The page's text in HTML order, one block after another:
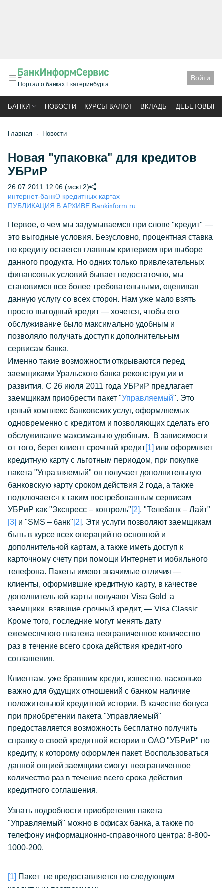
Портал о банках Екатеринбурга
Войти
БАНКИ НОВОСТИ КУРСЫ ВАЛЮТ ВКЛАДЫ ДЕБЕТОВЫЕ
Главная Новости
Новая "упаковка" для кредитов
УБРиР
26.07.2011 12:06 (мск+2)
интернет-банкО кредитных картах
ПУБЛИКАЦИЯ В АРХИВЕ Bankinform.ru
Первое, о чем мы задумываемся при слове "кредит" —
это выгодные условия. Безусловно, процентная ставка
по кредиту остается главным критерием при выборе
данного продукта. Но одних только привлекательных
финансовых условий бывает недостаточно, мы
становимся все более требовательными, оценивая
данную услугу со всех сторон. Нам уже мало взять
просто выгодный кредит — хочется, чтобы его
обслуживание было максимально удобным и
позволяло получать доступ к дополнительным
сервисам банка.
Именно такие возможности открываются перед
заемщиками Уральского банка реконструкции и
развития. С 26 июля 2011 года УБРиР предлагает
заемщикам приобрести пакет "Управляемый". Это
целый комплекс банковских услуг, оформляемых
одновременно с кредитом и позволяющих сделать его
обслуживание максимально удобным. В зависимости
от того, берет клиент срочный кредит[1] или оформляет
кредитную карту с льготным периодом, при покупке
пакета "Управляемый" он получает дополнительную
банковскую карту сроком действия 2 года, а также
подключается к таким востребованным сервисам
УБРиР как "Экспресс – контроль"[2], "Телебанк – Лайт"
[3] и "SMS – банк"[2]. Эти услуги позволяют заемщикам
быть в курсе всех операций по основной и
дополнительной картам, а также иметь доступ к
карточному счету при помощи Интернет и мобильного
телефона. Пакеты имеют значимые отличия —
клиенты, оформившие кредитную карту, в качестве
дополнительной карты получают Visa Gold, а
заемщики, взявшие срочный кредит, — Visa Classic.
Кроме того, последние могут менять дату
ежемесячного платежа неограниченное количество
раз в течение всего срока действия кредитного
соглашения.
Клиентам, уже бравшим кредит, известно, насколько
важно для будущих отношений с банком наличие
положительной кредитной истории. В качестве бонуса
при приобретении пакета "Управляемый"
предоставляется возможность бесплатно получить
справку о своей кредитной истории в ОАО "УБРиР" по
кредиту, к которому оформлен пакет. Воспользоваться
данной опцией заемщики смогут неограниченное
количество раз в течение всего срока действия
кредитного соглашения.
Узнать подробности приобретения пакета
"Управляемый" можно в офисах банка, а также по
телефону информационно-справочного центра: 8-800-
1000-200.
[1] Пакет не предоставляется по следующим